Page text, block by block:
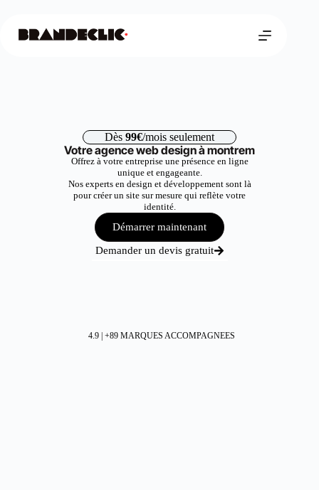
Dès 99€/mois seulement
Votre agence web design à montrem
Offrez à votre entreprise une présence en ligne
unique et engageante.
Nos experts en design et développement sont là
pour créer un site sur mesure qui reflète votre
identité.
Démarrer maintenant
Demander un devis gratuit
4.9 | +89 MARQUES ACCOMPAGNEES